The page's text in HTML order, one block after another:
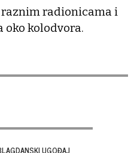
radionicama i
oko kolodvora.